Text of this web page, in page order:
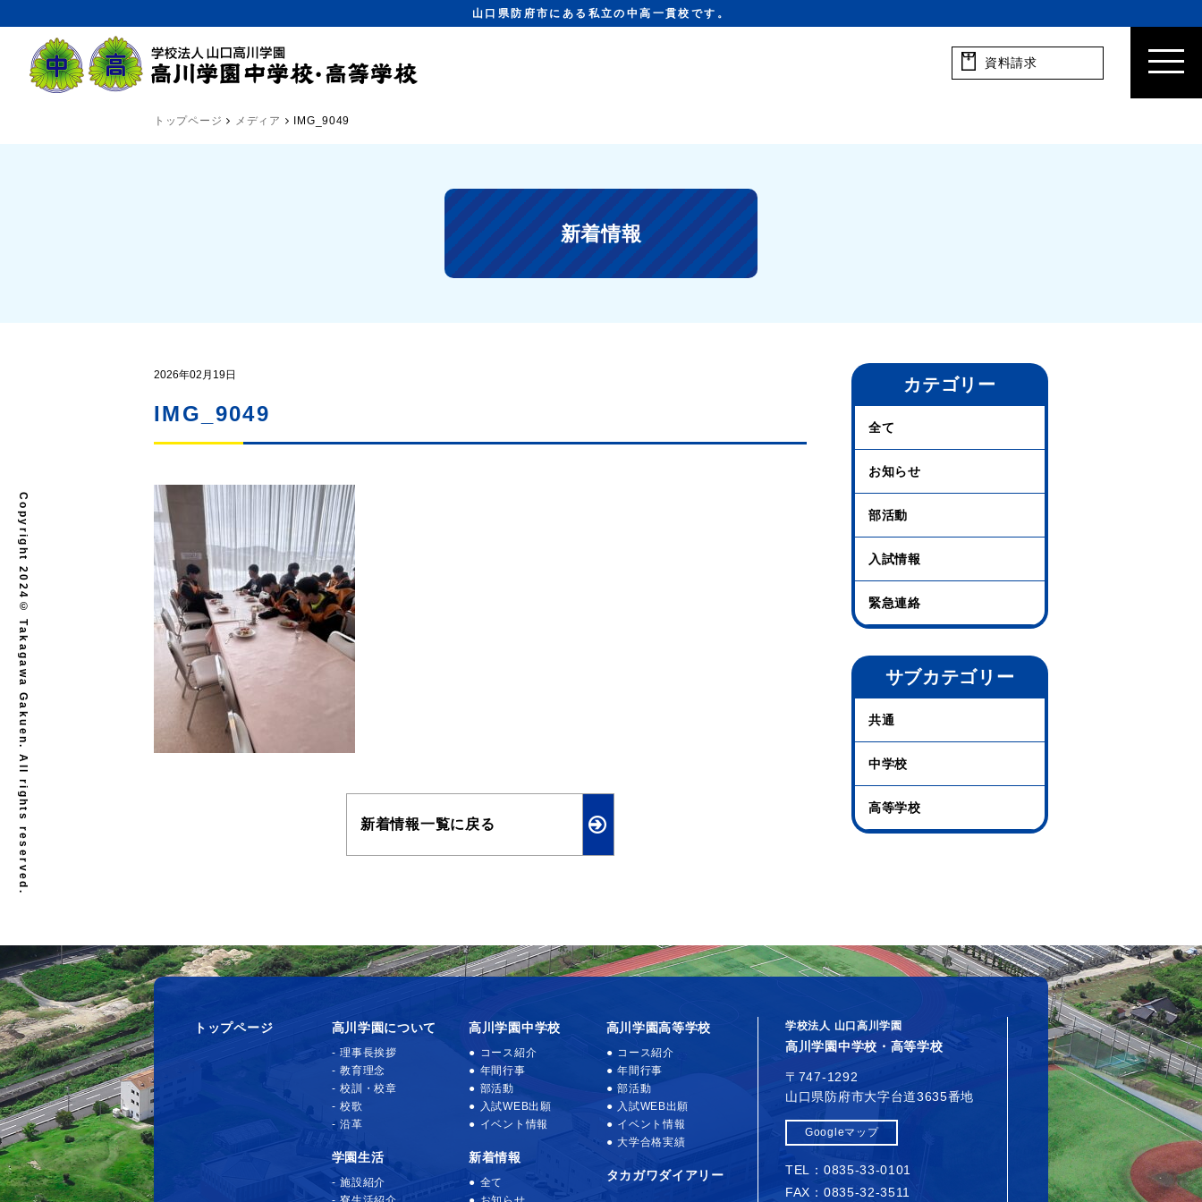
山口県防府市にある私立の中高一貫校です。
資料請求
トップページ メディア IMG_9049
新着情報
2026年02月19日
IMG_9049
新着情報一覧に戻る
カテゴリー
全て
お知らせ
部活動
入試情報
緊急連絡
サブカテゴリー
共通
中学校
高等学校
トップページ 高川学園について
理事長挨拶
教育理念
校訓・校章
校歌
沿革
学園生活
施設紹介
高川学園中学校
コース紹介
年間行事
部活動
入試WEB出願
イベント情報
新着情報
全て
高川学園高等学校
コース紹介
年間行事
部活動
入試WEB出願
イベント情報
大学合格実績
タカガワダイアリー
学校法人 山口高川学園
高川学園中学校・高等学校
〒747-1292
山口県防府市大字台道3635番地
Googleマップ
TEL：0835-33-0101
FAX：0835-32-3511
Copyright 2024© Takagawa Gakuen. All rights reserved.